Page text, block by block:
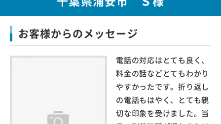
お客様からのメッセージ
電話の対応はとても良く、
料金の話などとてもわかり
やすかったです。折り返し
の電話もはやく、とても親
切な印象を受けました。当